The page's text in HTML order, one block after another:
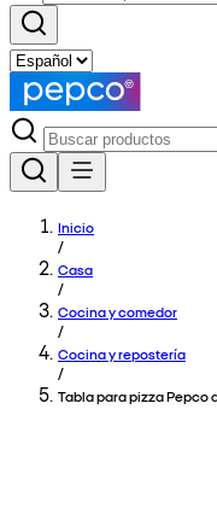
Inicio
/
Casa
/
Cocina y comedor
/
Cocina y repostería
/
Tabla para pizza Pepco